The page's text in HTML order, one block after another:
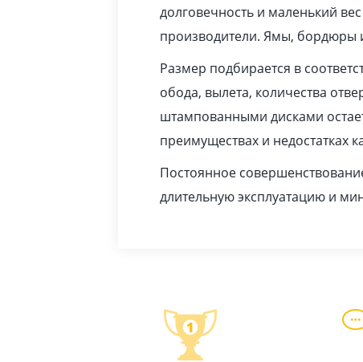
долговечность и маленький
производители. Ямы, бордюры
Размер подбирается в
обода, вылета, количества
штампованными дисками
преимуществах и недостатках
Постоянное
длительную эксплуатацию и